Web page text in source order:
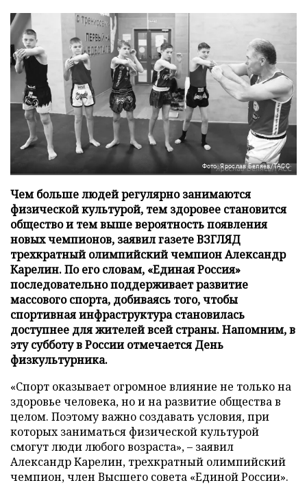
Фото: Ярослав Беляев/ТАСС
Чем больше людей регулярно занимаются
физической культурой, тем здоровее становится
общество и тем выше вероятность появления
новых чемпионов, заявил газете ВЗГЛЯД
трехкратный олимпийский чемпион Александр
Карелин. По его словам, «Единая Россия»
последовательно поддерживает развитие
массового спорта, добиваясь того, чтобы
спортивная инфраструктура становилась
доступнее для жителей всей страны. Напомним, в
эту субботу в России отмечается День
физкультурника.
«Спорт оказывает огромное влияние не только на
здоровье человека, но и на развитие общества в
целом. Поэтому важно создавать условия, при
которых заниматься физической культурой
смогут люди любого возраста», – заявил
Александр Карелин, трехкратный олимпийский
чемпион, член Высшего совета «Единой России».